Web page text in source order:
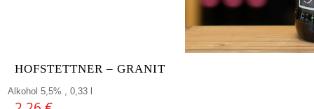
HOFSTETTNER – GRANIT
Alkohol 5,5% , 0,33 l